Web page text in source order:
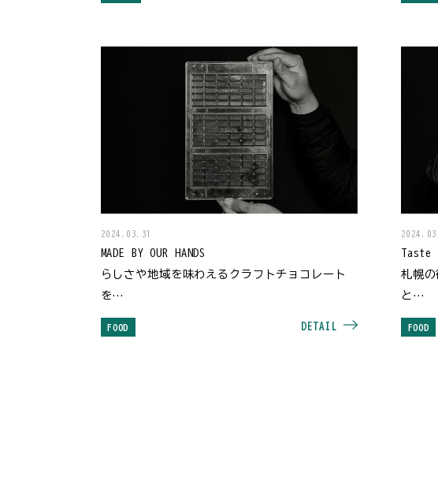
2024.03.31
MADE BY OUR HANDS
らしさや地域を味わえるクラフトチョコレート
を
～サタデイズ～
FOOD DETAIL
札幌
と
ゆっ
FOOD